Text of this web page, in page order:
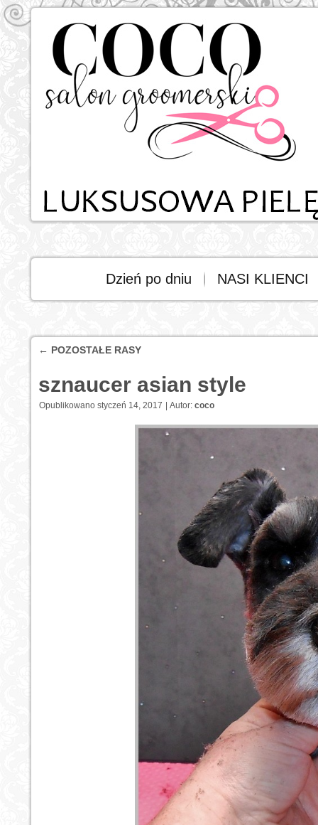
Dzień po dniu NASI KLIENCI
← POZOSTAŁE RASY
sznaucer asian style
Opublikowano styczeń 14, 2017 Autor: coco